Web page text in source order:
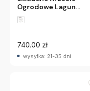
Ogrodowe Lagun
Antracytowe Bizzotto
740.00 zł
wysyłka: 21-35 dni